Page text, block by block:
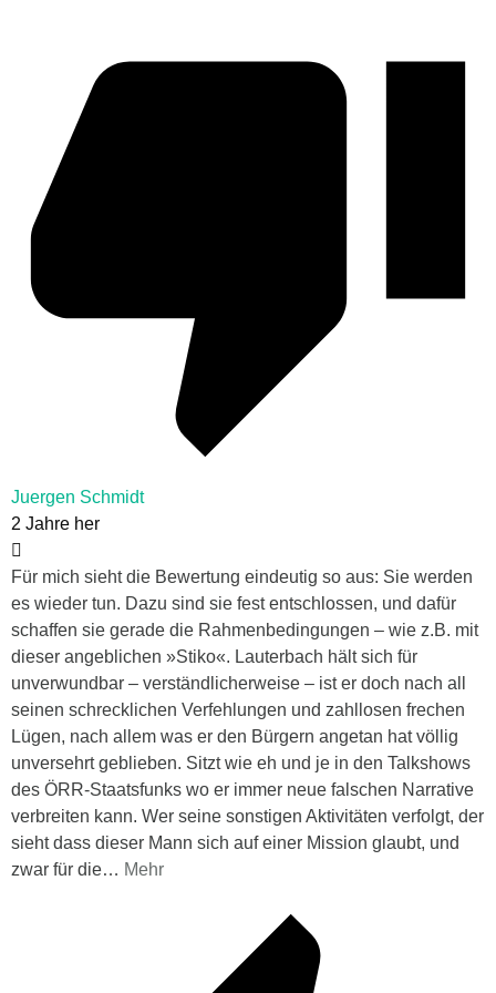
Juergen Schmidt
2 Jahre her
Für mich sieht die Bewertung eindeutig so aus: Sie werden
es wieder tun. Dazu sind sie fest entschlossen, und dafür
schaffen sie gerade die Rahmenbedingungen – wie z.B. mit
dieser angeblichen »Stiko«. Lauterbach hält sich für
unverwundbar – verständlicherweise – ist er doch nach all
seinen schrecklichen Verfehlungen und zahllosen frechen
Lügen, nach allem was er den Bürgern angetan hat völlig
unversehrt geblieben. Sitzt wie eh und je in den Talkshows
des ÖRR-Staatsfunks wo er immer neue falschen Narrative
verbreiten kann. Wer seine sonstigen Aktivitäten verfolgt, der
sieht dass dieser Mann sich auf einer Mission glaubt, und
zwar für die… Mehr